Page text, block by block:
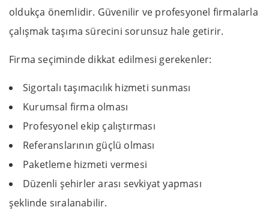
oldukça önemlidir. Güvenilir ve profesyonel firmalarla
çalışmak taşıma sürecini sorunsuz hale getirir.
Firma seçiminde dikkat edilmesi gerekenler:
Sigortalı taşımacılık hizmeti sunması
Kurumsal firma olması
Profesyonel ekip çalıştırması
Referanslarının güçlü olması
Paketleme hizmeti vermesi
Düzenli şehirler arası sevkiyat yapması
şeklinde sıralanabilir.